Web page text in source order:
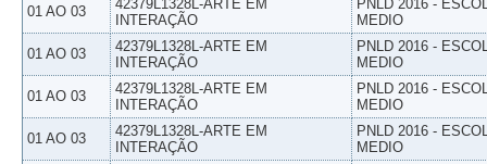
01 AO 03
42379L1328L-ARTE EM
INTERAÇÃO
PNLD 2016 -
MEDIO
01 AO 03
42379L1328L-ARTE EM
INTERAÇÃO
PNLD 2016 -
MEDIO
01 AO 03
42379L1328L-ARTE EM
INTERAÇÃO
PNLD 2016 -
MEDIO
01 AO 03
42379L1328L-ARTE EM
INTERAÇÃO
PNLD 2016 -
MEDIO